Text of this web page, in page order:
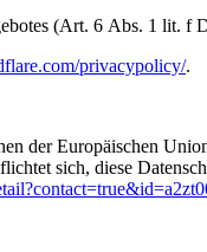
(Art. 6 Abs. 1 lit. f
privacypolicy/.
der Europäischen
sich, diese